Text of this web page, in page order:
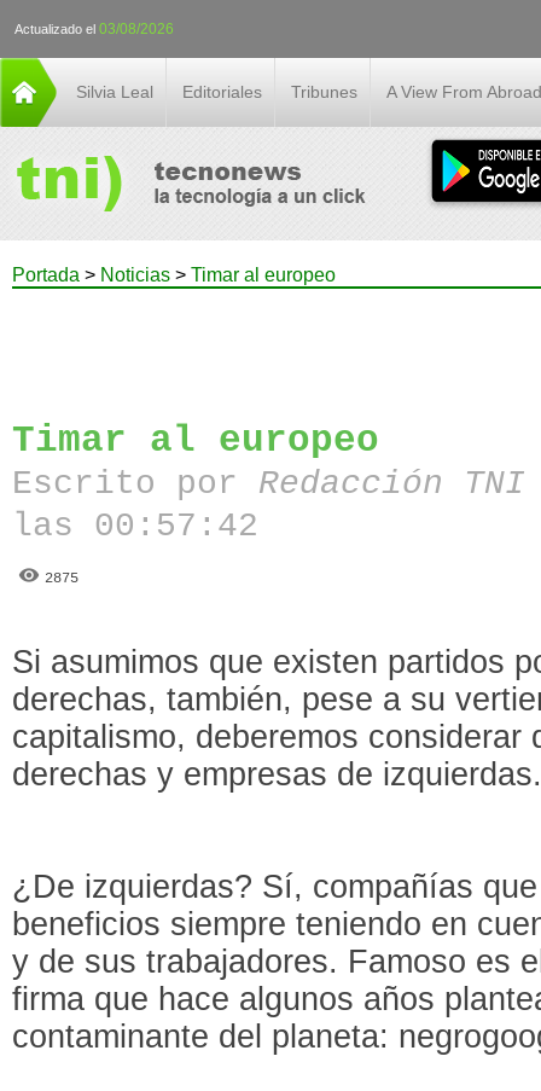
Actualizado el 03/08/2026
Silvia Leal Editoriales Tribunes A View From Abroad
Portada > Noticias > Timar al europeo
Timar al europeo
Escrito por Redacción
las 00:57:42
2875
Si asumimos que existen partidos
derechas, también, pese a su
capitalismo, deberemos considerar
derechas y empresas de
¿De izquierdas? Sí, compañías
beneficios siempre teniendo en
y de sus trabajadores. Famoso es
firma que hace algunos años
contaminante del planeta: